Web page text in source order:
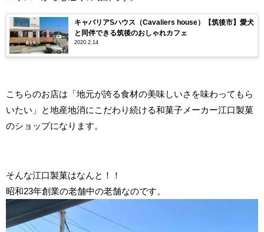
キャバリアSハウス（Cavaliers house）【筑後市】愛犬
と同伴できる筑後のおしゃれカフェ
2020.2.14
こちらのお店は「地元が誇る食材の美味しいさを味わってもら
いたい」と地産地消にこだわり続ける和菓子メーカー江口製菓
のショップになります。
そんな江口製菓はなんと！！
昭和23年創業の老舗中の老舗なのです。